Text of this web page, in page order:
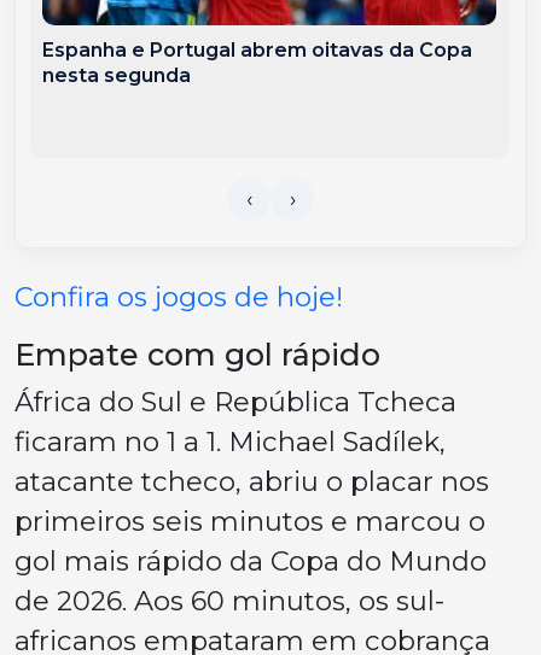
Espanha e Portugal abrem oitavas da Copa
nesta segunda
Confira os jogos de hoje!
Empate com gol rápido
África do Sul e República Tcheca
ficaram no 1 a 1. Michael Sadílek,
atacante tcheco, abriu o placar nos
primeiros seis minutos e marcou o
gol mais rápido da Copa do Mundo
de 2026. Aos 60 minutos, os sul-
africanos empataram em cobrança